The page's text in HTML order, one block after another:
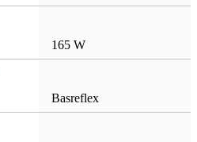
165 W
Basreflex